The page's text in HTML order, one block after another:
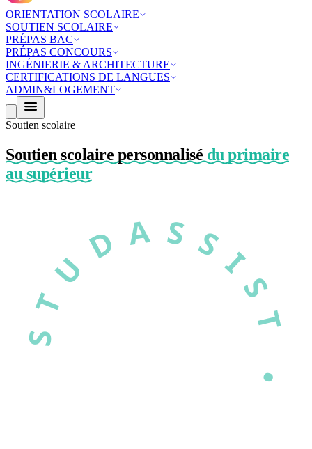
ORIENTATION SCOLAIRE
SOUTIEN SCOLAIRE
PRÉPAS BAC
PRÉPAS CONCOURS
INGÉNIERIE & ARCHITECTURE
CERTIFICATIONS DE LANGUES
ADMIN&LOGEMENT
Soutien scolaire
Soutien scolaire personnalisé du primaire
au supérieur
STUDASSIST •